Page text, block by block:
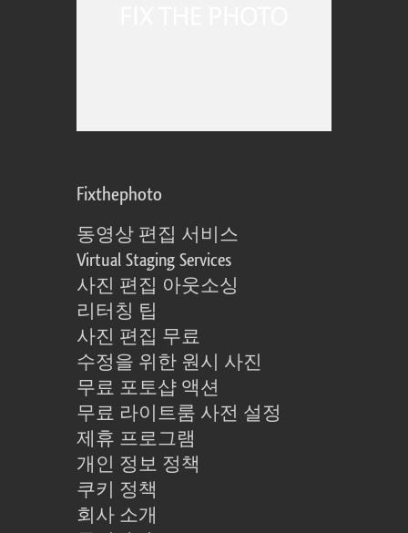
Fixthephoto
동영상 편집 서비스
Virtual Staging Services
사진 편집 아웃소싱
리터칭 팁
사진 편집 무료
수정을 위한 원시 사진
무료 포토샵 액션
무료 라이트룸 사전 설정
제휴 프로그램
개인 정보 정책
쿠키 정책
회사 소개